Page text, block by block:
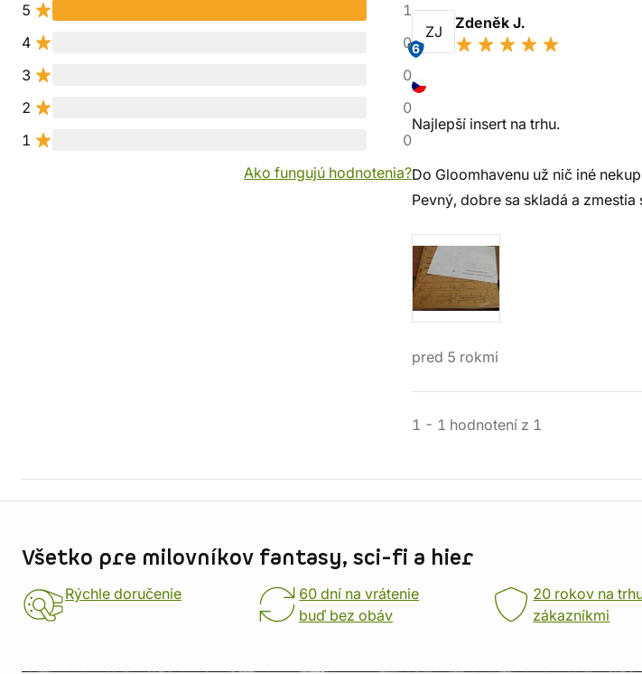
5
1
4
0
3
0
2
0
1
0
Ako fungujú hodnotenia?
ZJ
6
Zdeněk J.
Najlepší insert na trhu.
Do Gloomhavenu už nič iné
Pevný, dobre sa skladá a
pred 5 rokmi
1 - 1 hodnotení z 1
Všetko pre milovníkov fantasy, sci-fi a hier
Rýchle doručenie
60 dní na vrátenie
buď bez obáv
20 rokov na
zákazníkmi